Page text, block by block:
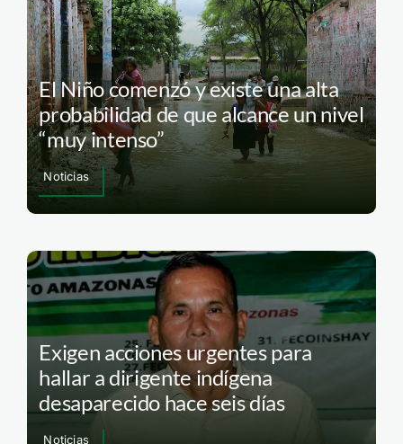
El Niño comenzó y existe una alta
probabilidad de que alcance un nivel
“muy intenso”
Noticias
Exigen acciones urgentes para
hallar a dirigente indígena
desaparecido hace seis días
Noticias